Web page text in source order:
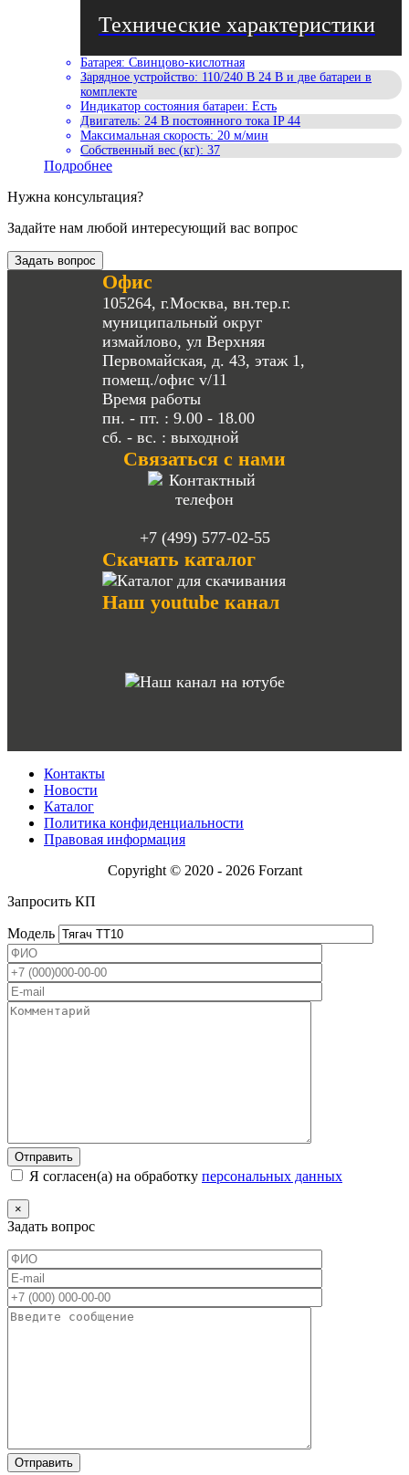
Батарея: Свинцово-кислотная
Зарядное устройство: 110/240 В 24 В и две батареи в
комплекте
Индикатор состояния батареи: Есть
Двигатель: 24 В постоянного тока IP 44
Максимальная скорость: 20 м/мин
Собственный вес (кг): 37
Подробнее
Нужна консультация?
Задайте нам любой интересующий вас вопрос
Задать вопрос
Офис
105264, г.Москва, вн.тер.г.
муниципальный округ
измайлово, ул Верхняя
Первомайская, д. 43, этаж 1,
помещ./офис v/11
Время работы
пн. - пт. : 9.00 - 18.00
сб. - вс. : выходной
Связаться с нами
+7 (499) 577-02-55
Скачать каталог
Наш youtube канал
Контакты
Новости
Каталог
Политика конфиденциальности
Правовая информация
Copyright © 2020 - 2026 Forzant
Запросить КП
Модель
Я согласен(а) на обработку персональных данных
×
Задать вопрос